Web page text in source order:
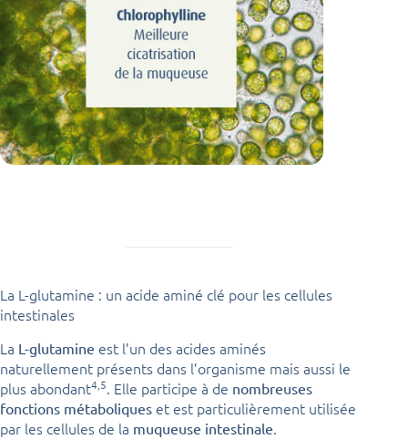
La L-glutamine : un acide aminé clé pour les cellules
intestinales
La L-glutamine est l’un des acides aminés
naturellement présents dans l’organisme mais aussi le
plus abondant4,5. Elle participe à de nombreuses
fonctions métaboliques et est particulièrement utilisée
par les cellules de la muqueuse intestinale.